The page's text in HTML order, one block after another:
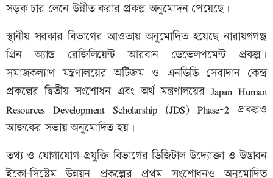
সড়ক চার লেনে উন্নীত করার প্রকল্প অনুমোদন পেয়েছে।
স্থানীয় সরকার বিভাগের আওতায় অনুমোদিত হয়েছে নারায়ণগঞ্জ
গ্রিন অ্যান্ড রেজিলিয়েন্ট আরবান ডেভেলপমেন্ট প্রকল্প।
সমাজকল্যাণ মন্ত্রণালয়ের অটিজম ও এনডিডি সেবাদান কেন্দ্র
প্রকল্পের দ্বিতীয় সংশোধন এবং অর্থ মন্ত্রণালয়ের Japan Human
Resources Development Scholarship (JDS) Phase-2 প্রকল্পও
আজকের সভায় অনুমোদিত হয়।
তথ্য ও যোগাযোগ প্রযুক্তি বিভাগের ডিজিটাল উদ্যোক্তা ও উদ্ভাবন
ইকো-সিস্টেম উন্নয়ন প্রকল্পের প্রথম সংশোধনও অনুমোদিত